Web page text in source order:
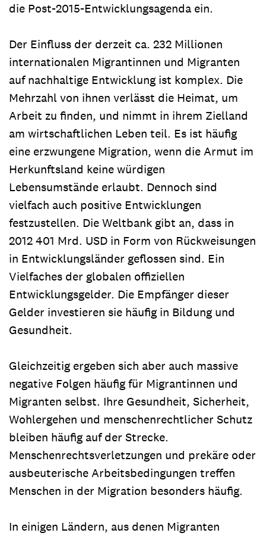
die Post-2015-Entwicklungsagenda ein.
Der Einfluss der derzeit ca. 232 Millionen
internationalen Migrantinnen und Migranten
auf nachhaltige Entwicklung ist komplex. Die
Mehrzahl von ihnen verlässt die Heimat, um
Arbeit zu finden, und nimmt in ihrem Zielland
am wirtschaftlichen Leben teil. Es ist häufig
eine erzwungene Migration, wenn die Armut im
Herkunftsland keine würdigen
Lebensumstände erlaubt. Dennoch sind
vielfach auch positive Entwicklungen
festzustellen. Die Weltbank gibt an, dass in
2012 401 Mrd. USD in Form von Rückweisungen
in Entwicklungsländer geflossen sind. Ein
Vielfaches der globalen offiziellen
Entwicklungsgelder. Die Empfänger dieser
Gelder investieren sie häufig in Bildung und
Gesundheit.
Gleichzeitig ergeben sich aber auch massive
negative Folgen häufig für Migrantinnen und
Migranten selbst. Ihre Gesundheit, Sicherheit,
Wohlergehen und menschenrechtlicher Schutz
bleiben häufig auf der Strecke.
Menschenrechtsverletzungen und prekäre oder
ausbeuterische Arbeitsbedingungen treffen
Menschen in der Migration besonders häufig.
In einigen Ländern, aus denen Migranten